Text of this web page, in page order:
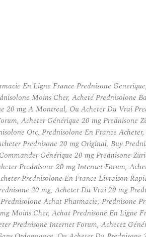
En Ligne France Prednisone
Moins Cher, Acheté Prednisolone
mg A Montreal, Ou Acheter Du Vrai
Acheter Générique 20 mg Prednisone
Otc, Prednisolone En France
Prednisone 20 mg Original, Buy
Générique 20 mg Prednisone
Prednisone 20 mg Internet Forum,
Prednisolone En France Livraison
20 mg, Acheter Du Vrai 20 mg
Achat Pharmacie, Prednisone
Moins Cher, Achat Prednisone En Ligne
Prednisone Internet Forum, Achetez